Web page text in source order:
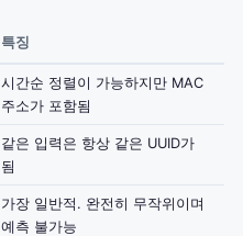
특징
시간순 정렬이 가능하지만 MAC
주소가 포함됨
같은 입력은 항상 같은 UUID가
됨
가장 일반적. 완전히 무작위이며
예측 불가능